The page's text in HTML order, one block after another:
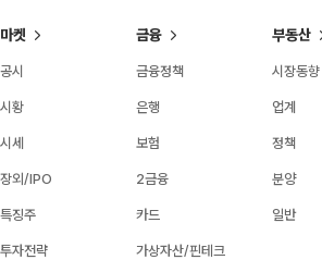
마켓
공시
시황
시세
장외/IPO
특징주
투자전략
금융
금융정책
은행
보험
2금융
카드
가상자산/핀테크
부동산
시장동향
업계
정책
분양
일반